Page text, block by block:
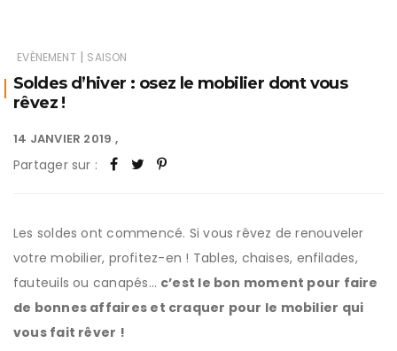
EVÈNEMENT | SAISON
Soldes d’hiver : osez le mobilier dont vous
rêvez !
14 JANVIER 2019
Partager sur :
Les soldes ont commencé. Si vous rêvez de renouveler
votre mobilier, profitez-en ! Tables, chaises, enfilades,
fauteuils ou canapés… c’est le bon moment pour faire
de bonnes affaires et craquer pour le mobilier qui
vous fait rêver !